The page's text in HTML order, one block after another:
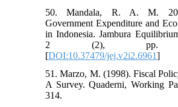
50. Mandala, R. A. M.
Government Expenditure and
in Indonesia. Jambura
2 (2), pp.
[DOI:10.37479/jej.v2i2.6961]
51. Marzo, M. (1998). Fiscal
A Survey. Quaderni, Working
314.